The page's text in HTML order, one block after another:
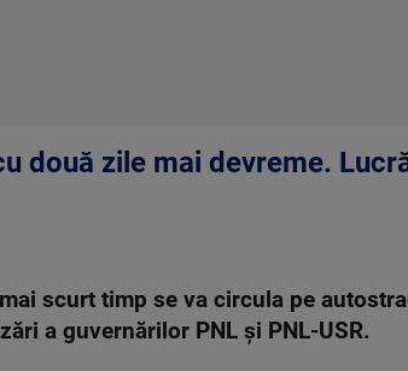
două zile mai devreme.
scurt timp se va circula pe
a guvernărilor PNL şi PNL-USR.